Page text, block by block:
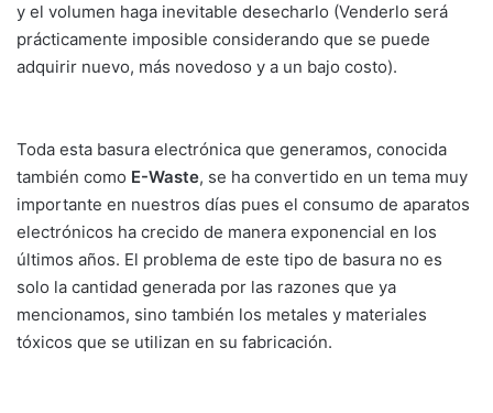
y el volumen haga inevitable desecharlo (Venderlo será
prácticamente imposible considerando que se puede
adquirir nuevo, más novedoso y a un bajo costo).
Toda esta basura electrónica que generamos, conocida
también como E-Waste, se ha convertido en un tema muy
importante en nuestros días pues el consumo de aparatos
electrónicos ha crecido de manera exponencial en los
últimos años. El problema de este tipo de basura no es
solo la cantidad generada por las razones que ya
mencionamos, sino también los metales y materiales
tóxicos que se utilizan en su fabricación.